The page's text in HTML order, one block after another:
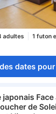
adultes
1 futon
dates
Face
de